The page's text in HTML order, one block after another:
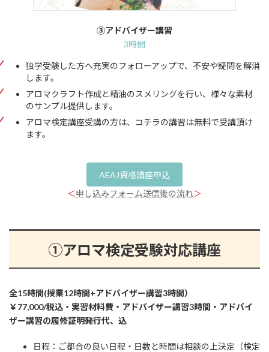
③アドバイザー講習
3時間
独学受験した方へ充実のフォローアップで、不安や疑問を解消
します。
アロマクラフト作成と精油のスメリングを行い、様々な素材
のサンプル提供します。
アロマ検定講座受講の方は、コチラの講習は無料で受講頂け
ます。
AEAJ資格講座申込
＜申し込みフォーム送信後の流れ＞
①アロマ検定受験対応講座
全15時間(授業12時間+アドバイザー講習3時間）
￥77,000/税込・実習材料費・アドバイザー講習3時間・アドバイ
ザー講習の履修証明発行代、込
日程：ご都合の良い日程​・日数と時間は相談の上決定（検定